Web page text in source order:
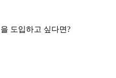
을 도입하고 싶다면?